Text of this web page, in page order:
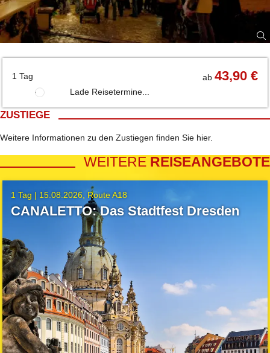
1 Tag ab43,90 €
Lade Reisetermine...
ZUSTIEGE
Weitere Informationen zu den Zustiegen finden Sie hier.
WEITERE REISEANGEBOTE
1 Tag | 15.08.2026 Route A18
CANALETTO: Das Stadtfest Dresden